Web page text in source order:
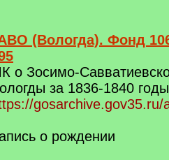
(Вологда). Фонд
о Зосимо-
за 1836-1840 годы
о рождении